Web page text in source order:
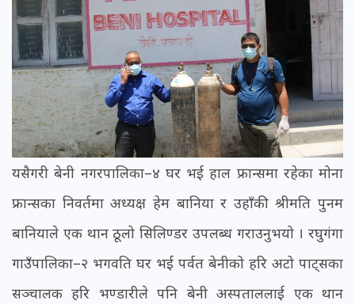
यसैगरी बेनी नगरपालिका–४ घर भई हाल फ्रान्समा रहेका मोना
फ्रान्सका निवर्तमा अध्यक्ष हेम बानिया र उहाँकी श्रीमति पुनम
बानियाले एक थान ठूलो सिलिण्डर उपलब्ध गराउनुभयो । रघुगंगा
गाउँपालिका–२ भगवति घर भई पर्वत बेनीको हरि अटो पाट्सका
सञ्चालक हरि भण्डारीले पनि बेनी अस्पताललाई एक थान